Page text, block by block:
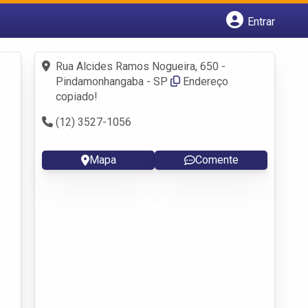
Entrar
Fazer login
Criar conta
Rua Alcides Ramos Nogueira, 650 -
Pindamonhangaba - SP
Endereço
copiado!
(12) 3527-1056
Mapa Comente